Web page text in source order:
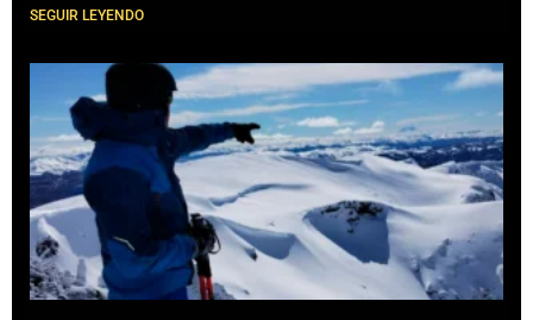
SEGUIR LEYENDO